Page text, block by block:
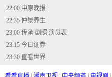
22:00 中原晚报
22:35 仲景养生
23:00 传承 剧照 演员表
23:15 今日证券
23:30 直看世界